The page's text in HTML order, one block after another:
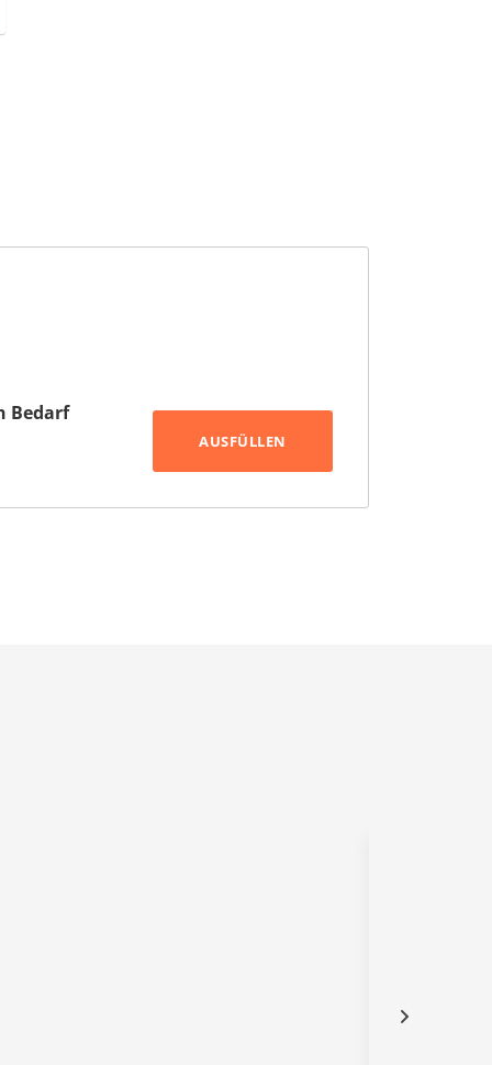
Bedarf
AUSFÜLLEN